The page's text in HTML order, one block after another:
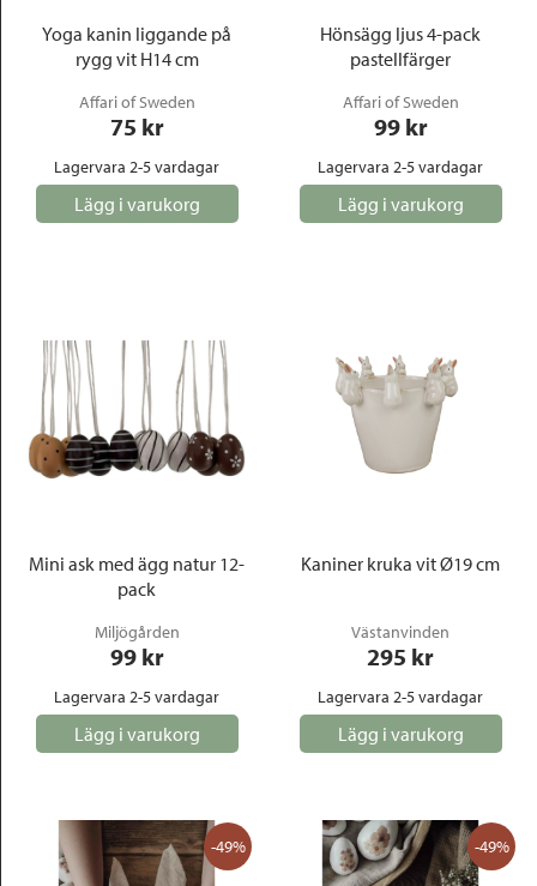
Yoga kanin liggande på
rygg vit H14 cm
Affari of Sweden
75 kr
Lagervara 2-5 vardagar
Lägg i varukorg
Hönsägg ljus 4-pack
pastellfärger
Affari of Sweden
99 kr
Lagervara 2-5 vardagar
Lägg i varukorg
Mini ask med ägg natur 12-
pack
Miljögården
99 kr
Lagervara 2-5 vardagar
Lägg i varukorg
Kaniner kruka vit Ø19 cm
Västanvinden
295 kr
Lagervara 2-5 vardagar
Lägg i varukorg
-49% -49%